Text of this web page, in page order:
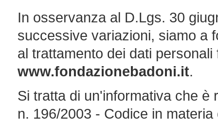
In osservanza al D.Lgs. 30
successive variazioni, siamo a
al trattamento dei dati
www.fondazionebadoni.it.
Si tratta di un'informativa che è
n. 196/2003 - Codice in